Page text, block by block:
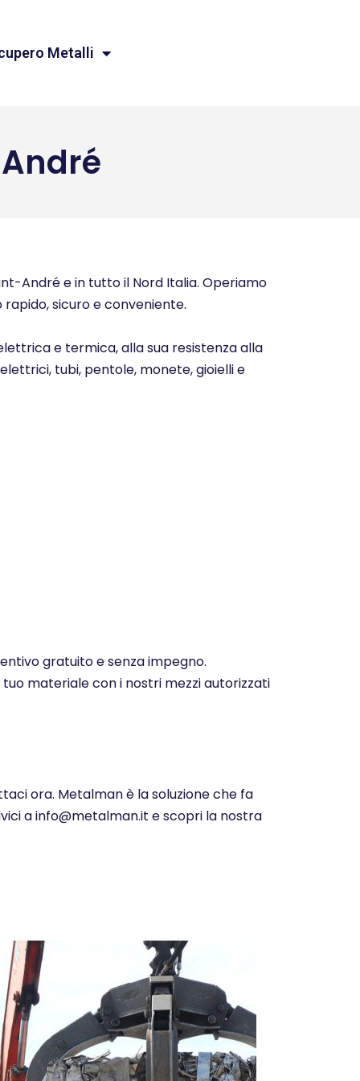
Metalli
André e in tutto il Nord Italia. Operiamo
sicuro e conveniente.
e termica, alla sua resistenza alla
tubi, pentole, monete, gioielli e
gratuito e senza impegno.
materiale con i nostri mezzi autorizzati
ora. Metalman è la soluzione che fa
a info@metalman.it e scopri la nostra